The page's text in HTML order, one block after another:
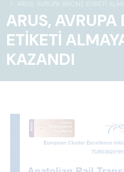
ARUS, AVRUPA BRONZ ETİKETİ
ARUS, AVRUPA
ETİKETİ
KAZANDI